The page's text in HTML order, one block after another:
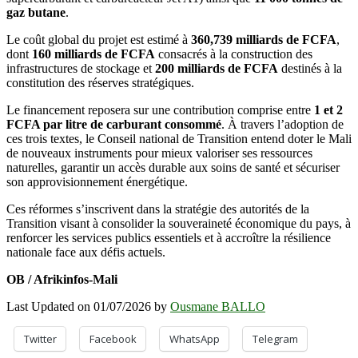
gaz butane.
Le coût global du projet est estimé à 360,739 milliards de FCFA,
dont 160 milliards de FCFA consacrés à la construction des
infrastructures de stockage et200 milliards de FCFA destinés à la
constitution des réserves stratégiques.
Le financement reposera sur une contribution comprise entre 1 et 2
FCFA par litre de carburant consommé. À travers l’adoption de
ces trois textes, le Conseil national de Transition entend doter le Mali
de nouveaux instruments pour mieux valoriser ses ressources
naturelles, garantir un accès durable aux soins de santé et sécuriser
son approvisionnement énergétique.
Ces réformes s’inscrivent dans la stratégie des autorités de la
Transition visant à consolider la souveraineté économique du pays, à
renforcer les services publics essentiels et à accroître la résilience
nationale face aux défis actuels.
OB / Afrikinfos-Mali
Last Updated on 01/07/2026 by Ousmane BALLO
Twitter Facebook WhatsApp Telegram